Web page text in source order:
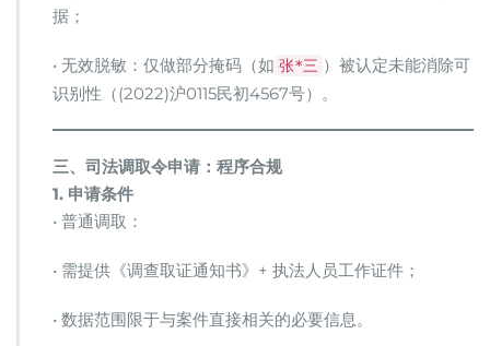
据；
• 无效脱敏：仅做部分掩码（如 张*三 ）被认定未能消除可
识别性（(2022)沪0115民初4567号）。
​三、司法调取令申请：程序合规​
​1. 申请条件​
• 普通调取：
• 需提供《调查取证通知书》+ 执法人员工作证件；
• 数据范围限于与案件直接相关的必要信息。